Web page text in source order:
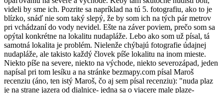
videli by sme ich. Pozrite sa napríklad na tú 5. fotografiu, ako to je
blízko, snáď nie som taký slepý, že by som ich na tých pár metrov
pri vchádzaní do vody nevidel. Ešte na záver poviem, prečo som sa
opýtal konkrétne na lokalitu nudapláže. Lebo ako som už písal, tá
samotná lokalita je problém. Nielenže chýbajú fotografie údajnej
nudapláže, ale takisto každý človek píše lokalitu na inom mieste.
Niekto píše na severe, niekto na východe, niekto severozápad, jeden
napísal pri tom lesíku a na stránke bezmapy.com písal Maroš
recenziu (áno, ten istý Maroš, čo aj sem písal recenziu): "nuda plaz
je na strane jazera od dialnice- jedna sa o viacere male plaze-